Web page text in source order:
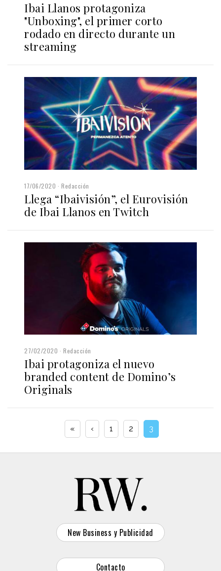
Ibai Llanos protagoniza
"Unboxing", el primer corto
rodado en directo durante un
streaming
17/06/2020 Redacción
Llega “Ibaivisión”, el Eurovisión
de Ibai Llanos en Twitch
27/02/2020 Redacción
Ibai protagoniza el nuevo
branded content de Domino’s
Originals
« ‹ 1 2 3
New Business y Publicidad
Contacto